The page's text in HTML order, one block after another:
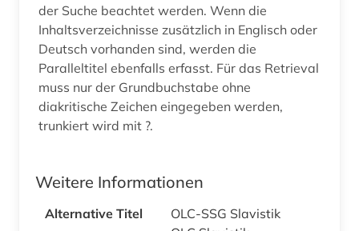
der Suche beachtet werden. Wenn die
Inhaltsverzeichnisse zusätzlich in Englisch oder
Deutsch vorhanden sind, werden die
Paralleltitel ebenfalls erfasst. Für das Retrieval
muss nur der Grundbuchstabe ohne
diakritische Zeichen eingegeben werden,
trunkiert wird mit ?.
Weitere Informationen
Alternative Titel
OLC-SSG Slavistik